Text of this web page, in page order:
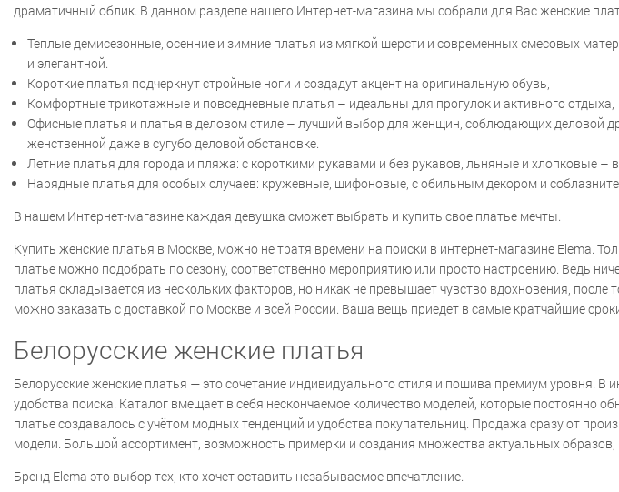
драматичный облик. В данном разделе нашего Интернет-магазина мы собрали для Вас женские
Теплые демисезонные, осенние и зимние платья из мягкой шерсти и современных смесовых
и элегантной.
Короткие платья подчеркнут стройные ноги и создадут акцент на оригинальную обувь,
Комфортные трикотажные и повседневные платья – идеальны для прогулок и активного отдыха,
Офисные платья и платья в деловом стиле – лучший выбор для женщин, соблюдающих деловой
женственной даже в сугубо деловой обстановке.
Летние платья для города и пляжа: с короткими рукавами и без рукавов, льняные и хлопковые –
Нарядные платья для особых случаев: кружевные, шифоновые, с обильным декором и
В нашем Интернет-магазине каждая девушка сможет выбрать и купить свое платье мечты.
Купить женские платья в Москве, можно не тратя времени на поиски в интернет-магазине Elema.
платье можно подобрать по сезону, соответственно мероприятию или просто настроению. Ведь
платья складывается из нескольких факторов, но никак не превышает чувство вдохновения,
можно заказать с доставкой по Москве и всей России. Ваша вещь приедет в самые кратчайшие
Белорусские женские платья
Белорусские женские платья — это сочетание индивидуального стиля и пошива премиум уровня.
удобства поиска. Каталог вмещает в себя нескончаемое количество моделей, которые
платье создавалось с учётом модных тенденций и удобства покупательниц. Продажа сразу от
модели. Большой ассортимент, возможность примерки и создания множества актуальных
Бренд Elema это выбор тех, кто хочет оставить незабываемое впечатление.